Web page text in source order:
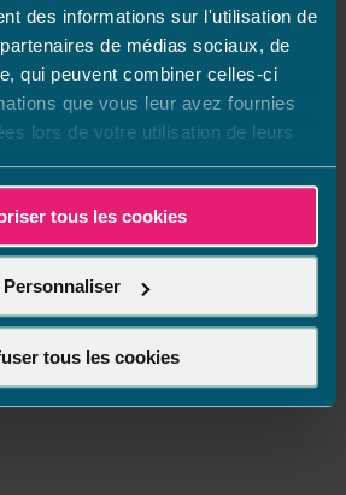
des informations sur l'utilisation de
de médias sociaux, de
qui peuvent combiner celles-ci
que vous leur avez fournies
lors de votre utilisation de leurs
tous les cookies
Personnaliser
tous les cookies
!
?
1 ballon.
dans votre magasin Aquilus son
et il repart avec un ballon